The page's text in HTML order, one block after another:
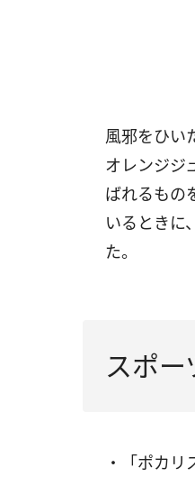
風邪をひい
オレンジジ
ばれるもの
いるときに
た。
スポー
・「ポカリ